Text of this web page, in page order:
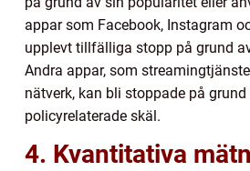
appar som Facebook, Instagram
upplevt tillfälliga stopp på grund
Andra appar, som
nätverk, kan bli stoppade på
policyrelaterade skäl.
4. Kvantitativa